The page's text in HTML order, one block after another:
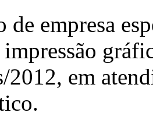
de empresa
impressão
em